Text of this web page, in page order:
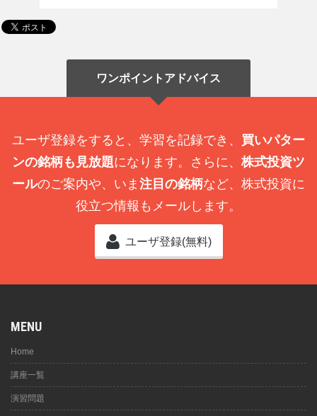
ワンポイントアドバイス
ユーザ登録をすると、学習を記録でき、 買いパター
ンの銘柄も見放題になります。さらに、 株式投資ツ
ールのご案内や、いま 注目の銘柄など、株式投資に
役立つ情報もメールします。
ユーザ登録(無料)
MENU
Home
講座一覧
演習問題